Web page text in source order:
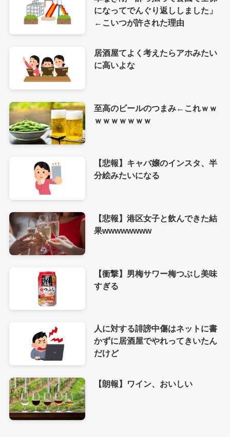
になってでんぐり返ししました」
←こいつが許された理由
居酒屋てよく考えたらアホみたい
に高いよな
至高のビールのつまみ←これｗｗ
ｗｗｗｗｗｗｗ
【悲報】キャバ嬢のインスタ、半
分絵みたいになる
【悲報】港区女子と飲んできた結
果wwwwwwww
【衝撃】男梅サワー梅つぶし美味
すぎる
人に対する誹謗中傷はネットに書
かずに居酒屋でやれってきいたん
だけど
【朗報】ワイン、おいしい